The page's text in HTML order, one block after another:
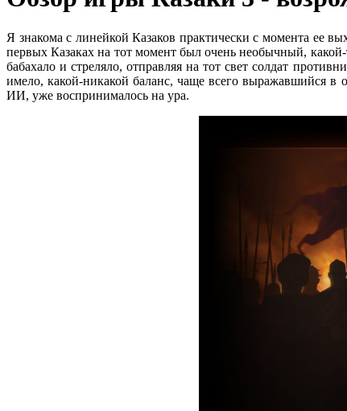
Я знакома с линейкой Казаков практически с момента ее
первых Казаках на тот момент был очень необычный,
бабахало и стреляло, отправляя на тот свет солдат
имело, какой-никакой баланс, чаще всего выражавшийся
ИИ, уже воспринималось на ура.